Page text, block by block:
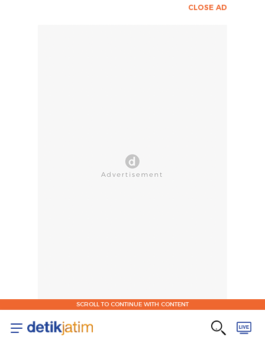
CLOSE AD
SCROLL TO CONTINUE WITH CONTENT